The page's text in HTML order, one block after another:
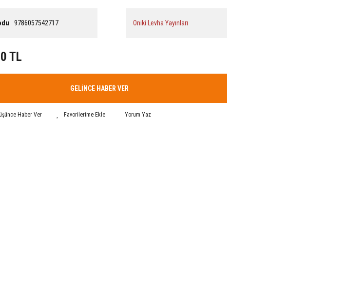
9786057542717 Oniki Levha Yayınları
TL
GELİNCE HABER VER
Haber Ver Yorum Yaz